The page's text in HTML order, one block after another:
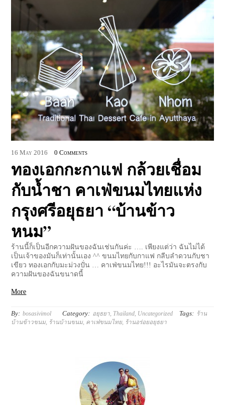
16 May 2016 0 Comments
ทองเอกกะกาแฟ กล้วยเชื่อม
กับน้ำชา คาเฟ่ขนมไทยแห่ง
กรุงศรีอยุธยา “บ้านข้าว
หนม”
ร้านนี้ก็เป็นอีกความฝันของฉันเช่นกันค่ะ …. เพียงแต่ว่า ฉันไม่ได้
เป็นเจ้าของมันก็เท่านั้นเอง ^^ ขนมไทยกับกาแฟ กลีบลำดวนกับชา
เขียว ทองเอกกับมะม่วงปั่น … คาเฟ่ขนมไทย!!! อะไรมันจะตรงกับ
ความฝันของฉันขนาดนี้
More
By: bosasivimol Category: อยุธยา, Thailand, Uncategorized Tags: ร้าน
บ้านข้าวขนม, ร้านบ้านขนม, คาเฟ่ขนมไทย, ร้านอร่อยอยุธยา